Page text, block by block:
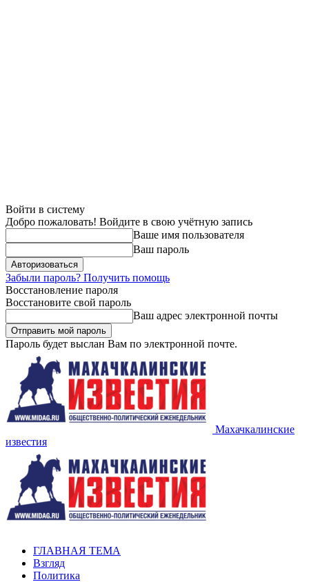
Войти в систему
Добро пожаловать! Войдите в свою учётную запись
Ваше имя пользователя
Ваш пароль
Забыли пароль? Получить помощь
Восстановление пароля
Восстановите свой пароль
Ваш адрес электронной почты
Пароль будет выслан Вам по электронной почте.
Махачкалинские
известия
ГЛАВНАЯ ТЕМА
Взгляд
Политика